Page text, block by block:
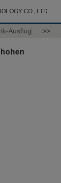
CO., LTD
Ausflug >>